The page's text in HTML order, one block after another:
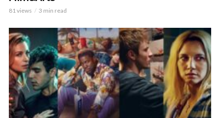
81 views 3 min read